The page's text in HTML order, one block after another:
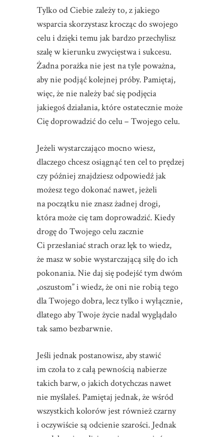
Tylko od Ciebie zależy to, z jakiego
wsparcia skorzystasz krocząc do swojego
celu i dzięki temu jak bardzo przechylisz
szalę w kierunku zwycięstwa i sukcesu.
Żadna porażka nie jest na tyle poważna,
aby nie podjąć kolejnej próby. Pamiętaj,
więc, że nie należy bać się podjęcia
jakiegoś działania, które ostatecznie może
Cię doprowadzić do celu – Twojego celu.
Jeżeli wystarczająco mocno wiesz,
dlaczego chcesz osiągnąć ten cel to prędzej
czy później znajdziesz odpowiedź jak
możesz tego dokonać nawet, jeżeli
na początku nie znasz żadnej drogi,
która może cię tam doprowadzić. Kiedy
drogę do Twojego celu zacznie
Ci przesłaniać strach oraz lęk to wiedz,
że masz w sobie wystarczającą siłę do ich
pokonania. Nie daj się podejść tym dwóm
„oszustom” i wiedz, że oni nie robią tego
dla Twojego dobra, lecz tylko i wyłącznie,
dlatego aby Twoje życie nadal wyglądało
tak samo bezbarwnie.
Jeśli jednak postanowisz, aby stawić
im czoła to z całą pewnością nabierze
takich barw, o jakich dotychczas nawet
nie myślałeś. Pamiętaj jednak, że wśród
wszystkich kolorów jest również czarny
i oczywiście są odcienie szarości. Jednak